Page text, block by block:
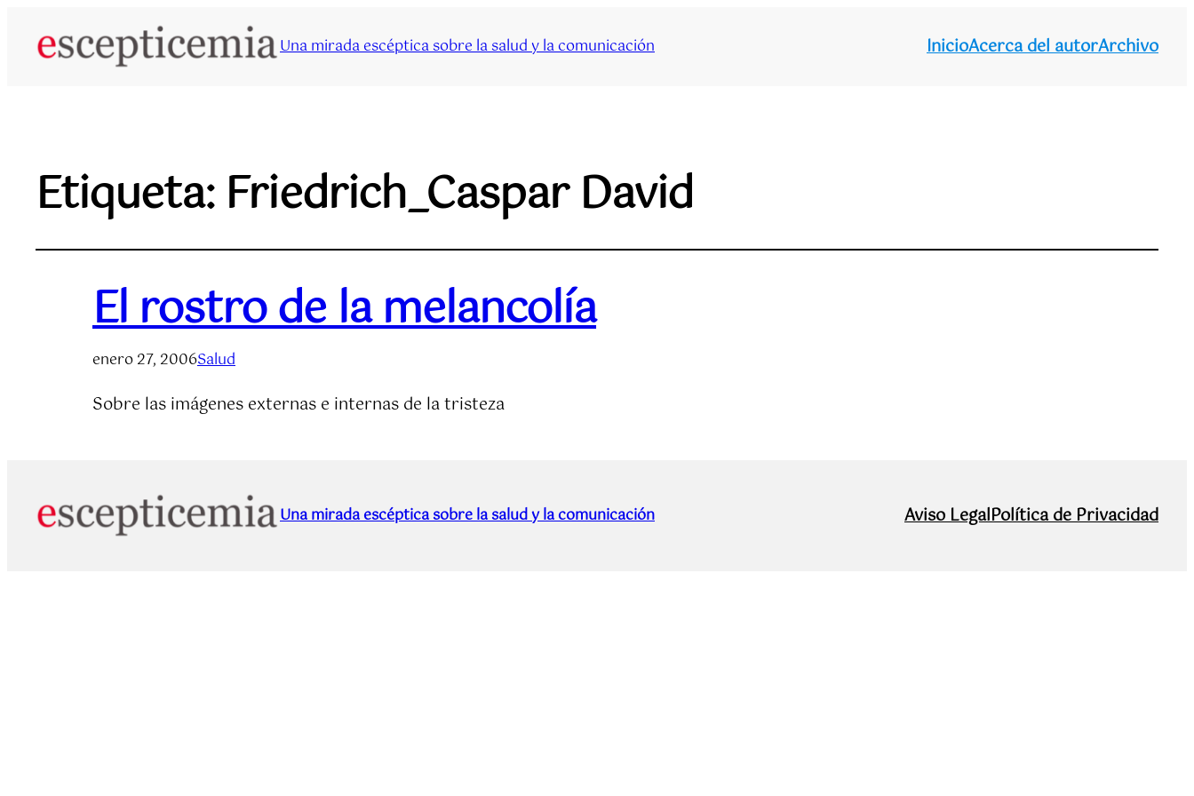
Una mirada escéptica sobre la salud y la comunicación InicioAcerca del autorArchivo
Etiqueta: Friedrich_Caspar David
El rostro de la melancolía
enero 27, 2006Salud
Sobre las imágenes externas e internas de la tristeza
Una mirada escéptica sobre la salud y la comunicación Aviso LegalPolítica de Privacidad